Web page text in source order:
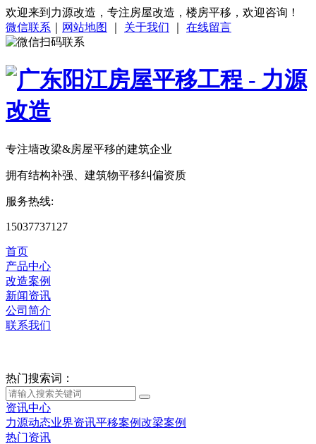
欢迎来到力源改造，专注房屋改造，楼房平移，欢迎咨询！
微信联系
网站地图 关于我们 在线留言
专注墙改梁&房屋平移的建筑企业
拥有结构补强、建筑物平移纠偏资质
服务热线:
15037737127
首页
产品中心
改造案例
新闻资讯
公司简介
联系我们
热门搜索词：
资讯中心
力源动态业界资讯平移案例改梁案例
热门资讯